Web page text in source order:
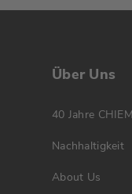
Über Uns
40 Jahre
Nachhaltigkeit
About Us